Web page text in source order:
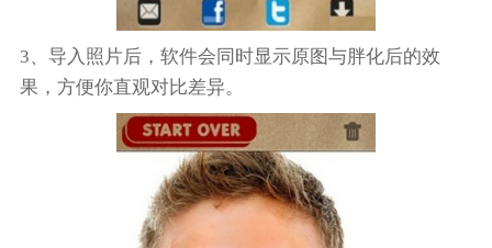
3、导入照片后，软件会同时显示原图与胖化后的效
果，方便你直观对比差异。